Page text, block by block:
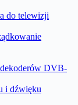
do telewizji
DVB-
i dźwięku